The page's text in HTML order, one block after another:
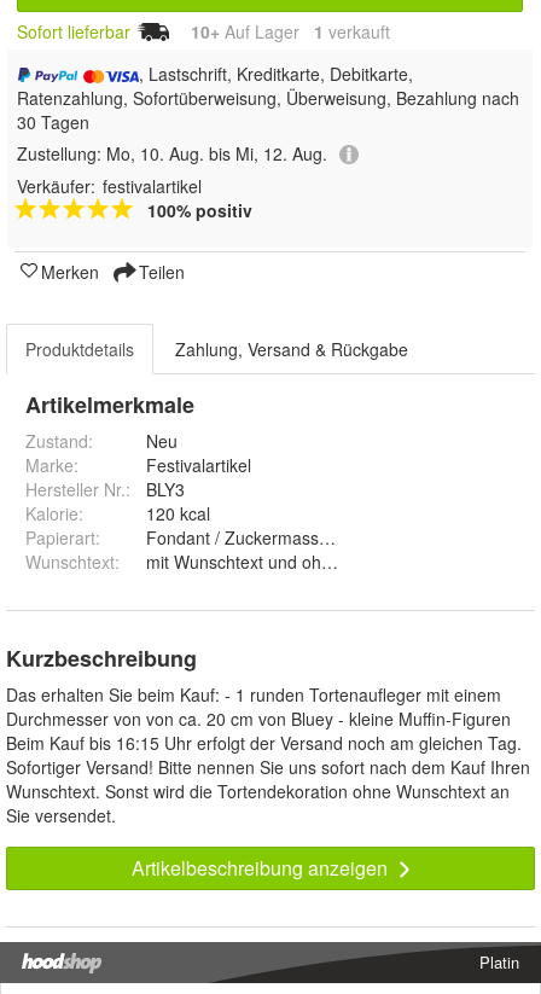
Sofort lieferbar 10+ Auf Lager 1 verkauft
, Lastschrift, Kreditkarte, Debitkarte,
Ratenzahlung, Sofortüberweisung, Überweisung, Bezahlung nach
30 Tagen
Zustellung: Mo, 10. Aug. bis Mi, 12. Aug.
Verkäufer: festivalartikel
100% positiv
Merken Teilen
Produktdetails Zahlung, Versand & Rückgabe
Artikelmerkmale
Zustand:
Neu
Marke:
Festivalartikel
Hersteller Nr.:
BLY3
Kalorie:
120 kcal
Papierart:
Wunschtext: mit Wunschtext und ohne Wunschtext
Kurzbeschreibung
Das erhalten Sie beim Kauf: - 1 runden Tortenaufleger mit einem
Durchmesser von von ca. 20 cm von Bluey - kleine Muffin-Figuren
Beim Kauf bis 16:15 Uhr erfolgt der Versand noch am gleichen Tag.
Sofortiger Versand! Bitte nennen Sie uns sofort nach dem Kauf Ihren
Wunschtext. Sonst wird die Tortendekoration ohne Wunschtext an
Sie versendet.
Artikelbeschreibung anzeigen
Platin